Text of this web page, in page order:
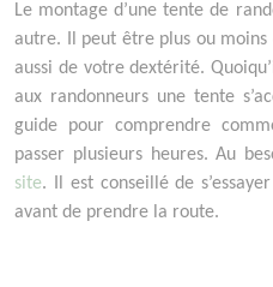
Le montage d’une tente de
autre. Il peut être plus ou
aussi de votre dextérité.
aux randonneurs une tente
guide pour comprendre
passer plusieurs heures. Au
site. Il est conseillé de
avant de prendre la route.